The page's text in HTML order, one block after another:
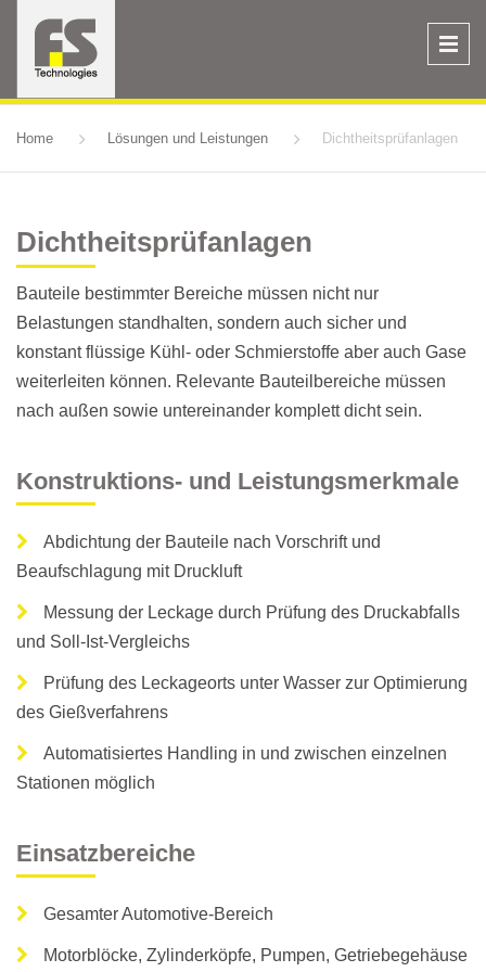
Home Lösungen und Leistungen Dichtheitsprüfanlagen
Dichtheitsprüfanlagen
Bauteile bestimmter Bereiche müssen nicht nur
Belastungen standhalten, sondern auch sicher und
konstant flüssige Kühl- oder Schmierstoffe aber auch Gase
weiterleiten können. Relevante Bauteilbereiche müssen
nach außen sowie untereinander komplett dicht sein.
Konstruktions- und Leistungsmerkmale
Abdichtung der Bauteile nach Vorschrift und
Beaufschlagung mit Druckluft
Messung der Leckage durch Prüfung des Druckabfalls
und Soll-Ist-Vergleichs
Prüfung des Leckageorts unter Wasser zur Optimierung
des Gießverfahrens
Automatisiertes Handling in und zwischen einzelnen
Stationen möglich
Einsatzbereiche
Gesamter Automotive-Bereich
Motorblöcke, Zylinderköpfe, Pumpen, Getriebegehäuse